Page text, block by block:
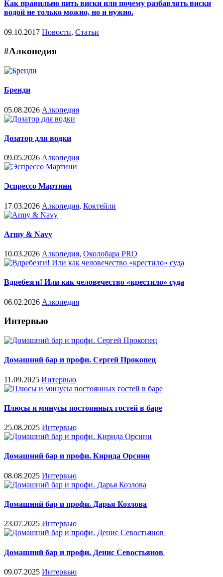
Как правильно пить виски или почему разбавлять виски
водой не только можно, но и нужно.
09.10.2017 Новости, Статьи
#Алкопедия
Бренди
05.08.2026 Алкопедия
Дозатор для водки
09.05.2026 Алкопедия
Эспрессо Мартини
17.03.2026 Алкопедия, Коктейли
Army & Navy
10.03.2026 Алкопедия, Околобара PRO
Вдребезги! Или как человечество «крестило» суда
06.02.2026 Алкопедия
Интервью
Домашний бар и профи. Сергей Прокопец
11.09.2025 Интервью
Плюсы и минусы постоянных гостей в баре
25.08.2025 Интервью
Домашний бар и профи. Кирида Орсини
08.08.2025 Интервью
Домашний бар и профи. Дарья Козлова
23.07.2025 Интервью
Домашний бар и профи. Денис Севостьянов
09.07.2025 Интервью